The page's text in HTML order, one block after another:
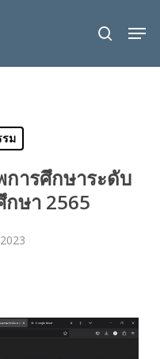
search
รม
ารศึกษาระดับ
ษา 2565
Menu